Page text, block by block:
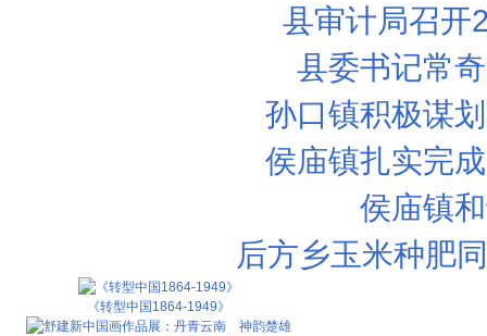
县审计局召开
县委书记常
孙口镇积极谋
侯庙镇扎实完
侯庙镇
后方乡玉米种肥
《转型中国1864-1949》